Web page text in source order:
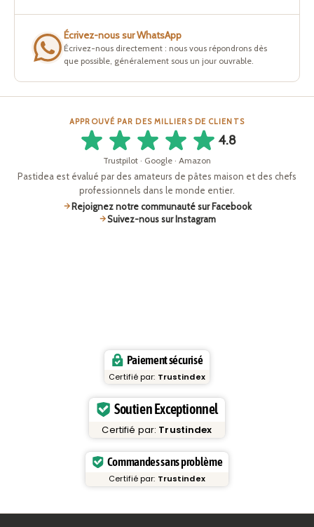
Écrivez-nous sur WhatsApp
Écrivez-nous directement : nous vous répondrons dès
que possible, généralement sous un jour ouvrable.
APPROUVÉ PAR DES MILLIERS DE CLIENTS
4.8
Trustpilot · Google · Amazon
Pastidea est évalué par des amateurs de pâtes maison et des chefs
professionnels dans le monde entier.
Rejoignez notre communauté sur Facebook
Suivez-nous sur Instagram
Paiement sécurisé
Certifié par: Trustindex
Soutien Exceptionnel
Certifié par: Trustindex
Commandes sans problème
Certifié par: Trustindex